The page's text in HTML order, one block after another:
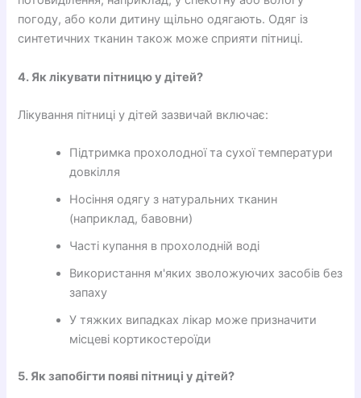
погоду, або коли дитину щільно одягають. Одяг із
синтетичних тканин також може сприяти пітниці.
4. Як лікувати пітницю у дітей?
Лікування пітниці у дітей зазвичай включає:
Підтримка прохолодної та сухої температури
довкілля
Носіння одягу з натуральних тканин
(наприклад, бавовни)
Часті купання в прохолодній воді
Використання м'яких зволожуючих засобів без
запаху
У тяжких випадках лікар може призначити
місцеві кортикостероїди
5. Як запобігти появі пітниці у дітей?